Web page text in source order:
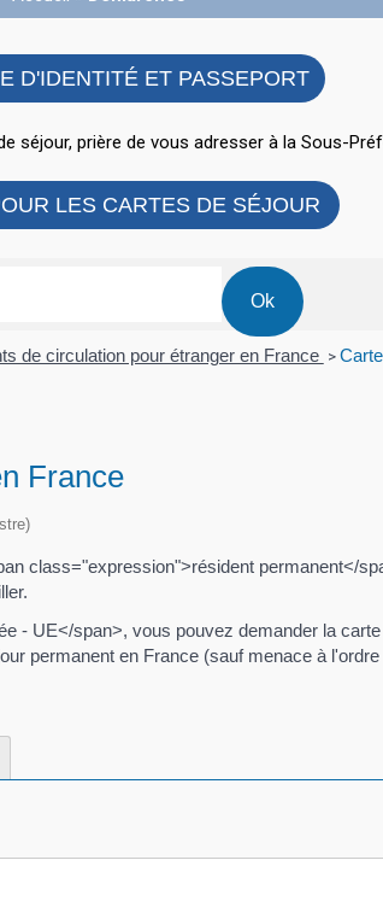
D'IDENTITÉ ET PASSEPORT
séjour, prière de vous adresser à la Sous-
LES CARTES DE SÉJOUR
de circulation pour étranger en France >
France
class="expression">résident permanent</
- UE</span>, vous pouvez demander la
permanent en France (sauf menace à